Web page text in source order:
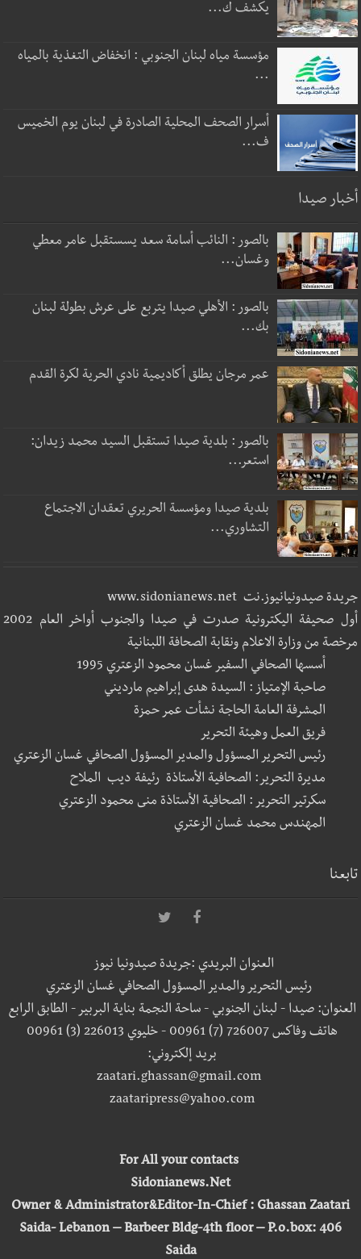
يكشف ك...
مؤسسة مياه لبنان الجنوبي : انخفاض التغذية بالمياه
...
أسرار الصحف المحلية الصادرة في لبنان يوم الخميس
ف...
أخبار صيدا
بالصور : النائب أسامة سعد يسستقبل عامر معطي
وغسان...
بالصور : الأهلي صيدا يتربع على عرش بطولة لبنان
بك...
عمر مرجان يطلق أكاديمية نادي الحرية لكرة القدم
بالصور : بلدية صيدا تستقبل السيد محمد زيدان:
استعر...
بلدية صيدا ومؤسسة الحريري تعقدان الاجتماع
التشاوري...
جريدة صيدونيانيوز.نت www.sidonianews.net
أول صحيفة اليكترونية صدرت في صيدا والجنوب أواخر العام 2002
مرخصة من وزارة الاعلام ونقابة الصحافة اللبنانية
أسسها الصحافي السفير غسان محمود الزعتري 1995
صاحبة الإمتياز : السيدة هدى إبراهيم مارديني
المشرفة العامة الحاجة نشأت عمر حمزة
فريق العمل وهيئة التحرير
رئيس التحرير المسؤول والمدير المسؤول الصحافي غسان الزعتري
مديرة التحرير: الصحافية الأستاذة رئيفة ديب الملاح
سكرتير التحرير : الصحافية الأستاذة منى محمود الزعتري
المهندس محمد غسان الزعتري
تابعنا
العنوان البريدي :جريدة صيدونيا نيوز
رئيس التحرير والمدير المسؤول الصحافي غسان الزعتري
العنوان: صيدا - لبنان الجنوبي - ساحة النجمة بناية البربير - الطابق الرابع
هاتف وفاكس 726007 (7) 00961 - خليوي 226013 (3) 00961
بريد إلكتروني:
zaatari.ghassan@gmail.com
zaataripress@yahoo.com
For All your contacts
Sidonianews.Net
Owner & Administrator&Editor-In-Chief : Ghassan Zaatari
Saida- Lebanon – Barbeer Bldg-4th floor – P.o.box: 406
Saida